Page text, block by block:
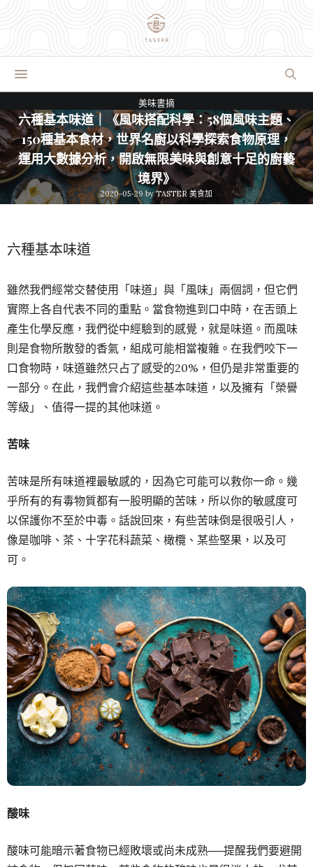
美味書摘
六種基本味道｜《風味搭配科學：58個風味主題、
150種基本食材，世界名廚以科學探索食物原理，
運用大數據分析，開啟無限美味與創意十足的廚藝
境界》
2020-05-29 by TASTER 美食加
六種基本味道
雖然我們經常交替使用「味道」與「風味」兩個詞，但它們
實際上各自代表不同的重點。當食物進到口中時，在舌頭上
產生化學反應，我們從中經驗到的感覺，就是味道。而風味
則是食物所散發的香氣，組成可能相當複雜。在我們咬下一
口食物時，味道雖然只占了感受的20%，但仍是非常重要的
一部分。在此，我們會介紹這些基本味道，以及擁有「榮譽
等級」、值得一提的其他味道。
苦味
苦味是所有味道裡最敏感的，因為它可能可以救你一命。幾
乎所有的有毒物質都有一股明顯的苦味，所以你的敏感度可
以保護你不至於中毒。話說回來，有些苦味倒是很吸引人，
像是咖啡、茶、十字花科蔬菜、橄欖、某些堅果，以及可
可。
酸味
酸味可能暗示著食物已經敗壞或尚未成熟──提醒我們要避開